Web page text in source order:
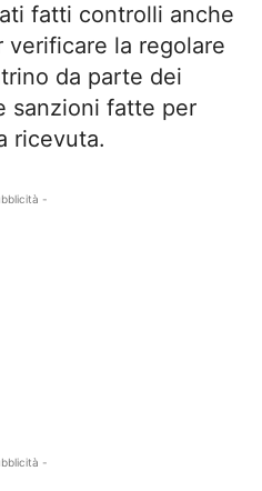
fatti controlli anche
la regolare
da parte dei
sanzioni fatte per
ricevuta.
-
-